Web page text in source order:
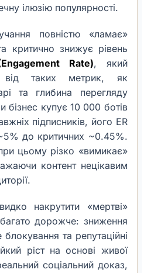
ілюзію популярності.
повністю «ламає»
критично знижує рівень
Rate), який
від таких метрик, як
та глибина перегляду
бізнес купує 10 000 ботів
підписників, його ER
до критичних ~0.45%.
цьому різко «вимикає»
контент нецікавим
накрутити «мертві»
дорожче: зниження
та репутаційні
ріст на основі живої
соціальний доказ,